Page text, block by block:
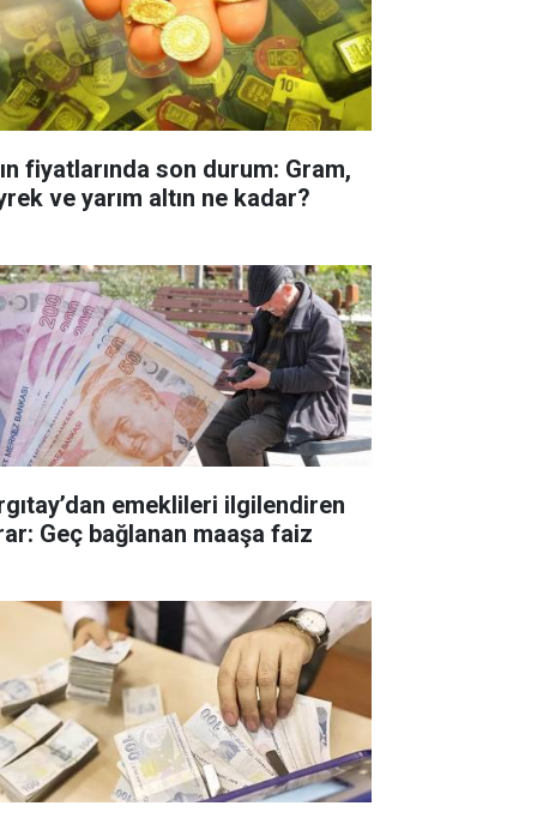
fiyatlarında son durum: Gram,
ve yarım altın ne kadar?
emeklileri ilgilendiren
Geç bağlanan maaşa faiz